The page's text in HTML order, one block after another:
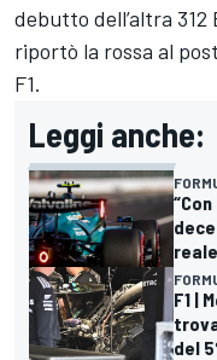
debutto dell’altra 312
riportò la rossa al
F1.
Leggi anche:
F1 |
del